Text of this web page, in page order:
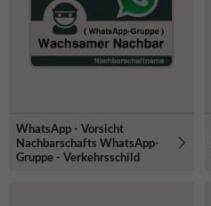
WhatsApp - Vorsicht
Nachbarschafts WhatsApp-
Gruppe - Verkehrsschild